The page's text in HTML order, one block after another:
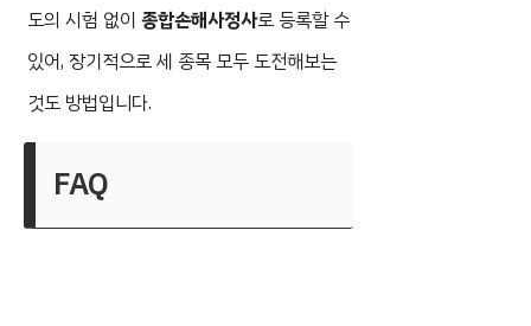
도의 시험 없이 종합손해사정사로 등록할 수
있어, 장기적으로 세 종목 모두 도전해보는
것도 방법입니다.
FAQ